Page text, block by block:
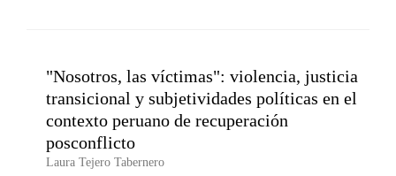
"Nosotros, las víctimas": violencia, justicia
transicional y subjetividades políticas en el
contexto peruano de recuperación
posconflicto
Laura Tejero Tabernero